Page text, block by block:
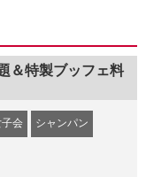
＆特製ブッフェ料
会 シャンパン